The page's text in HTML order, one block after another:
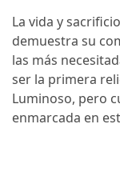
La vida y
demuestra su
las más
ser la primera
Luminoso, pero
enmarcada en